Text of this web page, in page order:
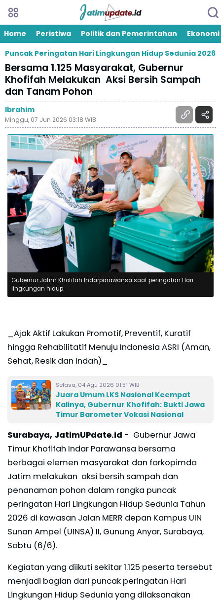
Home Peristiwa Politik dan Pemerintahan
Ekonomi
Puncak Peringatan Hari Lingkungan Hidup Sedunia 2026
Bersama 1.125 Masyarakat, Gubernur
Khofifah Melakukan Aksi Bersih Sampah
dan Tanam Pohon
Ibrahim
Minggu, 07 Jun 2026 03:18 WIB
Gubernur Jatim Khofifah Indarparawansa saat peringatan Hari
lingkungan hidup.
_Ajak Aktif Lakukan Promotif, Preventif, Kuratif
hingga Rehabilitatif Menuju Indonesia ASRI (Aman,
Sehat, Resik dan Indah)_
Selasa, 04 Agu 2026 01:51 WIB
Juara Umum LKS Nasional Keempat
Kalinya, Gubernur Khofifah: Bukti Jawa
Timur Barometer Vokasi Nasional
Surabaya, JatimUPdate.id - Gubernur Jawa
Timur Khofifah Indar Parawansa bersama
berbagai elemen masyarakat dan forkopimda
Jatim melakukan aksi bersih sampah dan
penanaman pohon dalam rangka puncak
peringatan Hari Lingkungan Hidup Sedunia Tahun
2026 di kawasan Jalan MERR depan Kampus UIN
Sunan Ampel (UINSA) II, Gunung Anyar, Surabaya,
Sabtu (6/6).
Kegiatan yang diikuti sekitar 1.125 peserta tersebut
menjadi bagian dari puncak peringatan Hari
Lingkungan Hidup Sedunia yang dilaksanakan